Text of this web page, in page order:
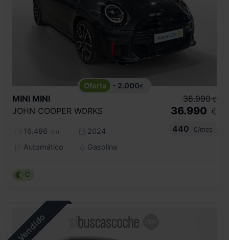
- 2.000€
MINI MINI
JOHN COOPER WORKS
16.486 km
2024
Automático
Gasolina
38.990 €
36.990 €
440
€/mes
C